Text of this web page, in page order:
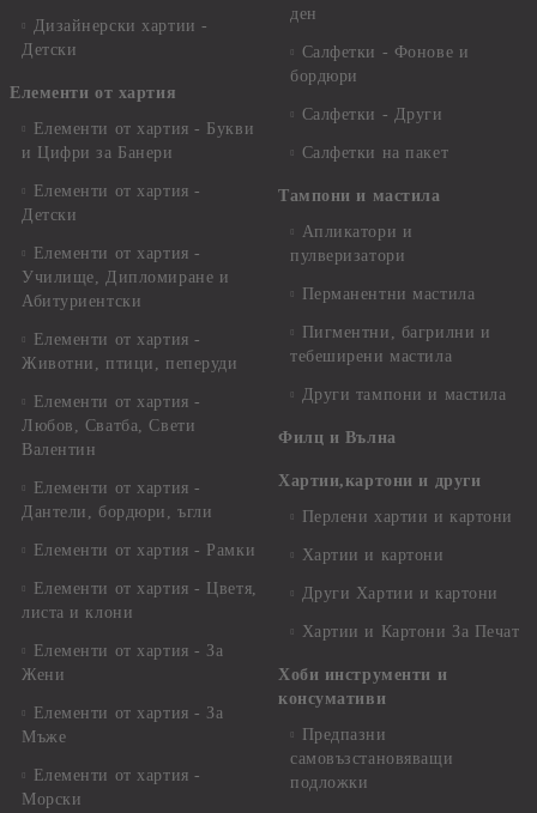
Дизайнерски хартии -
Детски
Елементи от хартия
Елементи от хартия - Букви
и Цифри за Банери
Елементи от хартия -
Детски
Елементи от хартия -
Училище, Дипломиране и
Абитуриентски
Елементи от хартия -
Животни, птици, пеперуди
Елементи от хартия -
Любов, Сватба, Свети
Валентин
Елементи от хартия -
Дантели, бордюри, ъгли
Елементи от хартия - Рамки
Елементи от хартия - Цветя,
листа и клони
Елементи от хартия - За
Жени
Елементи от хартия - За
Мъже
Елементи от хартия -
Морски
ден
Салфетки - Фонове и
бордюри
Салфетки - Други
Салфетки на пакет
Тампони и мастила
Апликатори и
пулверизатори
Перманентни мастила
Пигментни, багрилни и
тебеширени мастила
Други тампони и мастила
Филц и Вълна
Хартии,картони и други
Перлени хартии и картони
Хартии и картони
Други Хартии и картони
Хартии и Картони За Печат
Хоби инструменти и
консумативи
Предпазни
самовъзстановяващи
подложки